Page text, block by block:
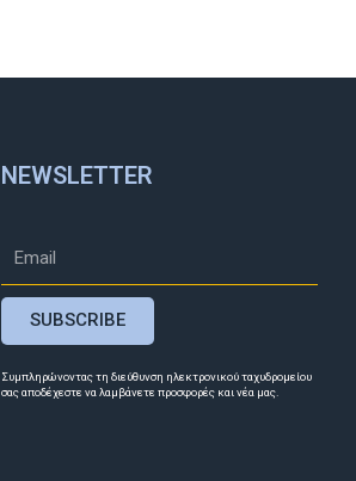
NEWSLETTER
SUBSCRIBE
Συμπληρώνοντας τη διεύθυνση ηλεκτρονικού ταχυδρομείου
σας αποδέχεστε να λαμβάνετε προσφορές και νέα μας.